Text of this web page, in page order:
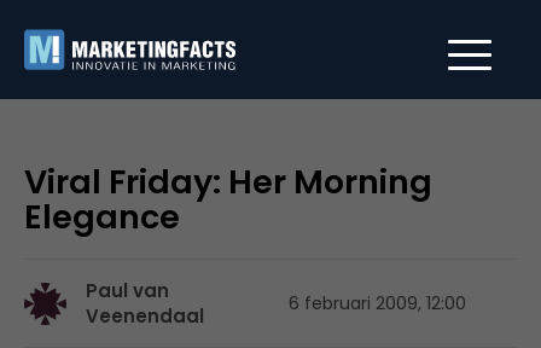
Viral Friday: Her Morning
Elegance
Paul van
Veenendaal
6 februari 2009, 12:00